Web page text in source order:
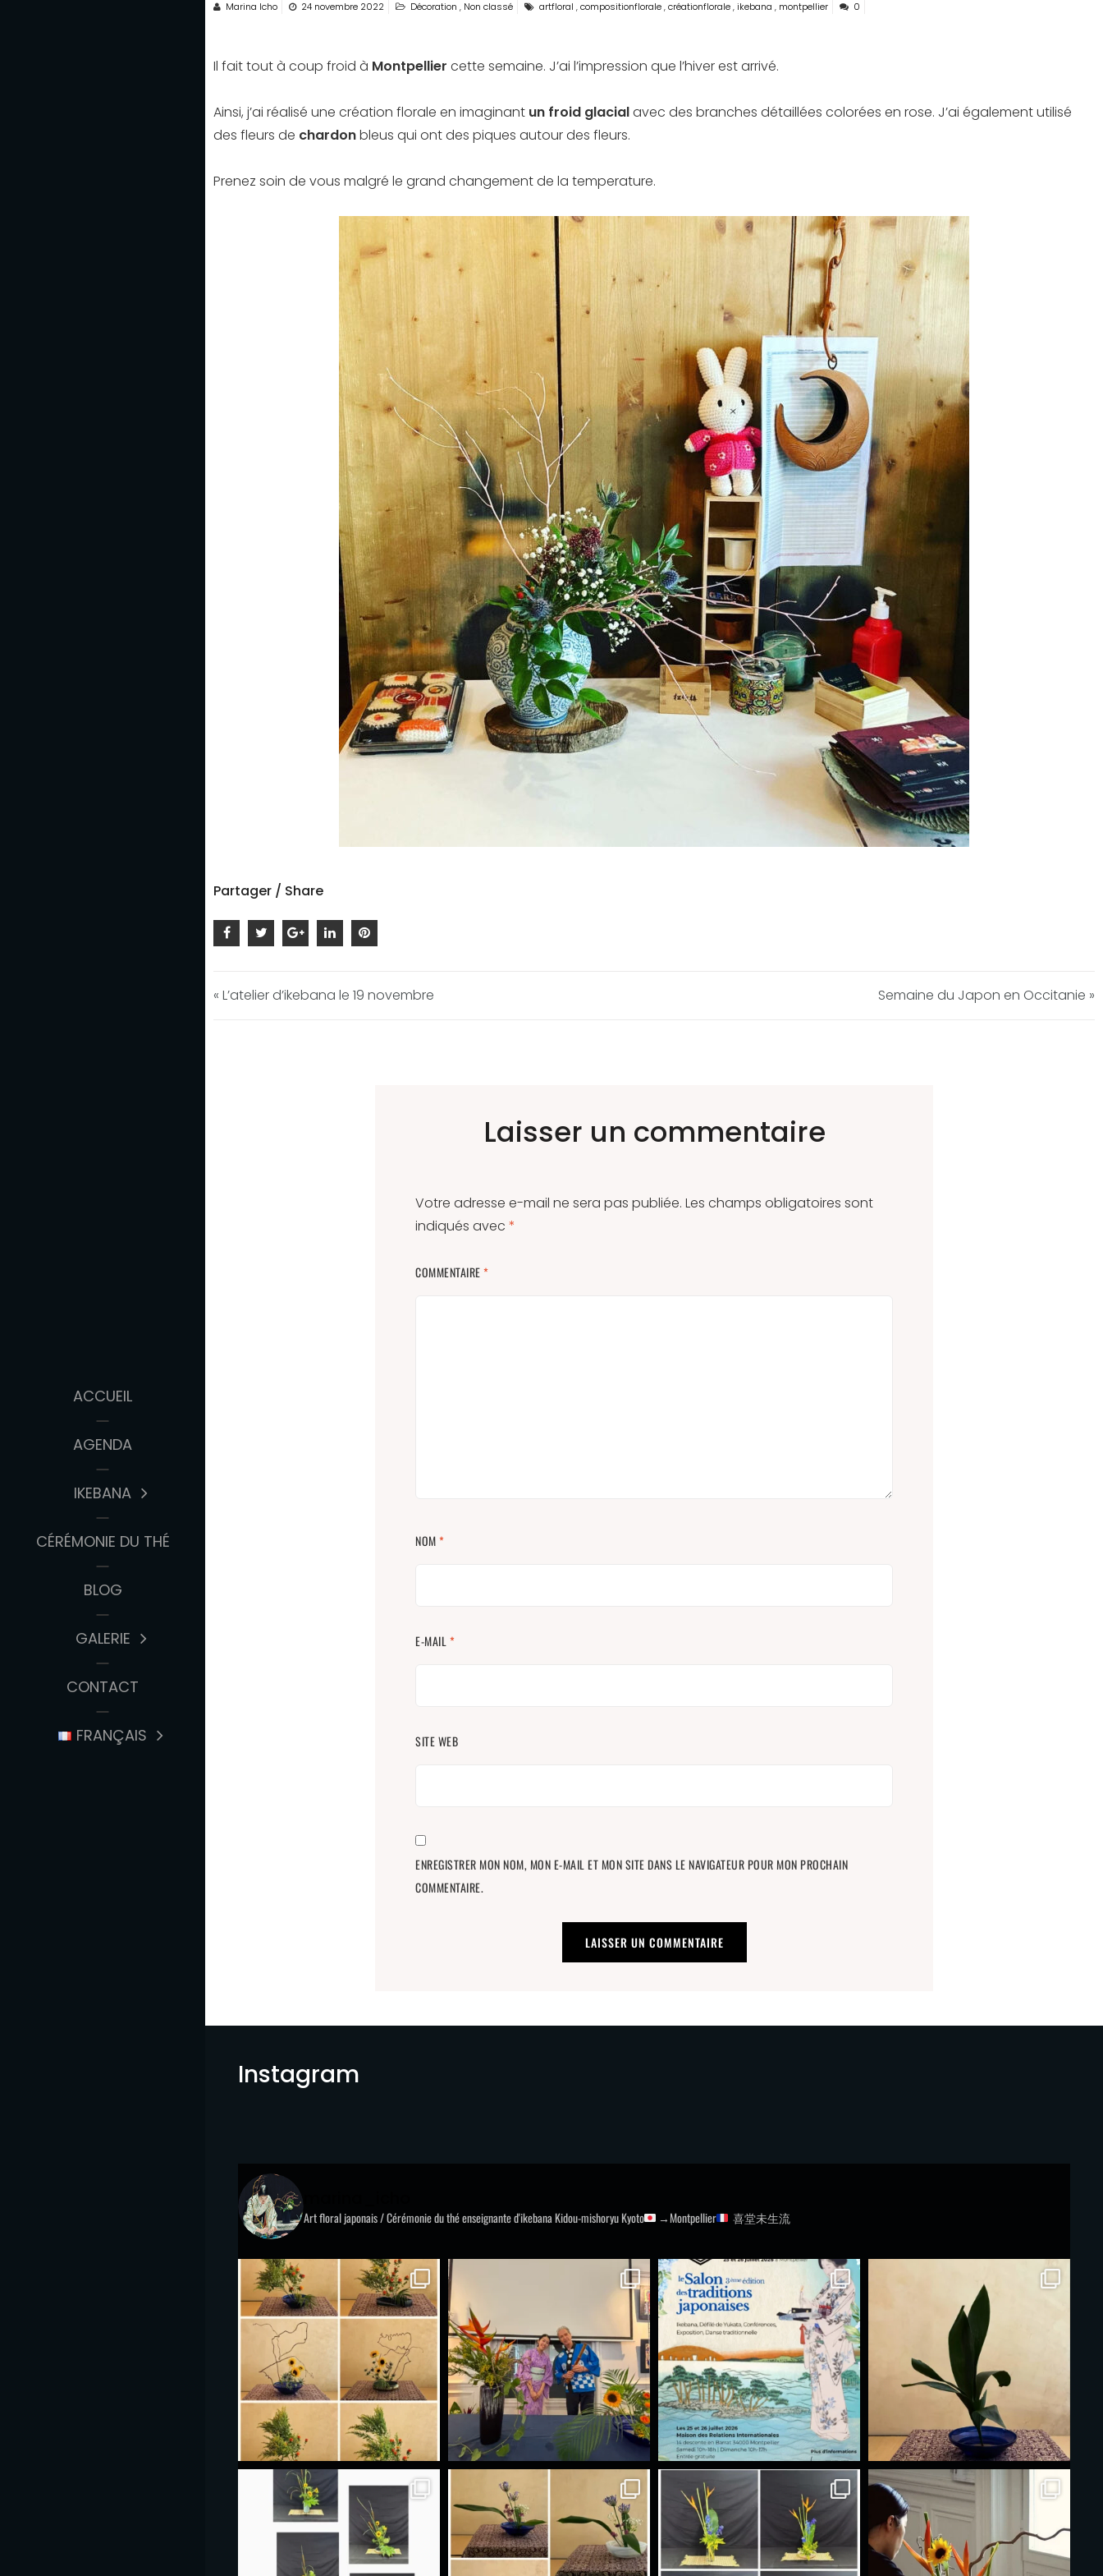
ACCUEIL
AGENDA
IKEBANA
CÉRÉMONIE DU THÉ
BLOG
GALERIE
CONTACT
FRANÇAIS
Marina Icho 24 novembre 2022 Décoration , Non classé artfloral ,compositionflorale,créationflorale,ikebana , montpellier 0
Il fait tout à coup froid à Montpellier cette semaine. J’ai l’impression que l’hiver est arrivé.
Ainsi, j’ai réalisé une création florale en imaginant un froid glacialavec des branches détaillées colorées en rose. J’ai également utilisé
des fleurs de chardonbleus qui ont des piques autour des fleurs.
Prenez soin de vous malgré le grand changement de la temperature.
Partager / Share
« L’atelier d’ikebana le 19 novembre Semaine du Japon en Occitanie »
Laisser un commentaire
Votre adresse e-mail ne sera pas publiée. Les champs obligatoires sont
indiqués avec *
COMMENTAIRE*
NOM*
E-MAIL *
SITE WEB
ENREGISTRER MON NOM, MON E-MAIL ET MON SITE DANS LE NAVIGATEUR POUR MON PROCHAIN
COMMENTAIRE.
Instagram
Art floral japonais / Cérémonie du théenseignante d'ikebana Kidou-mishoryuKyoto →Montpellier 喜堂未生流